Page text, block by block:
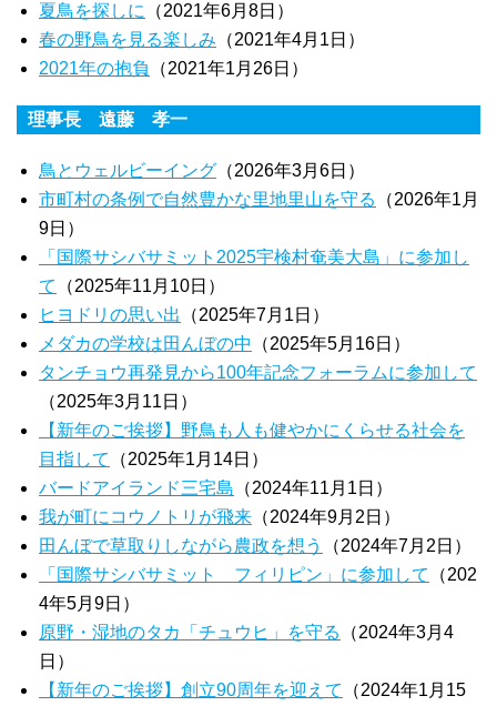
夏鳥を探しに
（2021年6月8日）
春の野鳥を見る楽しみ （2021年4月1日）
2021年の抱負
（2021年1月26日）
理事長 遠藤 孝一
鳥とウェルビーイング （2026年3月6日）
市町村の条例で自然豊かな里地里山を守る
（2026年1月
9日）
「国際サシバサミット2025宇検村奄美大島」に参加し
て
（2025年11月10日）
ヒヨドリの思い出
（2025年7月1日）
メダカの学校は田んぼの中
（2025年5月16日）
タンチョウ再発見から100年記念フォーラムに参加して
（2025年3月11日）
【新年のご挨拶】野鳥も人も健やかにくらせる社会を
目指して
（2025年1月14日）
バードアイランド三宅島 （2024年11月1日）
我が町にコウノトリが飛来 （2024年9月2日）
田んぼで草取りしながら農政を想う
（2024年7月2日）
「国際サシバサミット フィリピン」に参加して
（202
4年5月9日）
原野・湿地のタカ「チュウヒ」を守る
（2024年3月4
日）
【新年のご挨拶】創立90周年を迎えて
（2024年1月15